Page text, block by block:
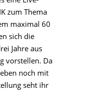
zum Thema
maximal 60
sich die
Jahre aus
vorstellen. Da
noch mit
seht ihr